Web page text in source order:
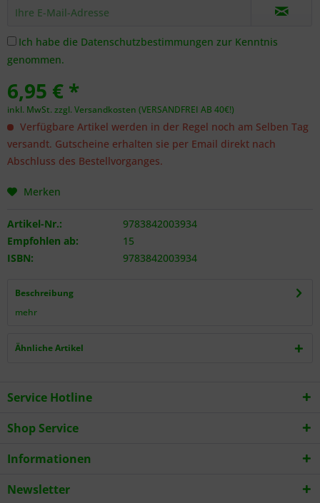
Ich habe die Datenschutzbestimmungen zur Kenntnis
genommen.
6,95 € *
inkl. MwSt. zzgl. Versandkosten (VERSANDFREI AB 40€!)
Verfügbare Artikel werden in der Regel noch am Selben Tag
versandt. Gutscheine erhalten sie per Email direkt nach
Abschluss des Bestellvorganges.
Merken
Artikel-Nr.:
9783842003934
Empfohlen ab:
15
ISBN:
9783842003934
Beschreibung
mehr
Ähnliche Artikel
Service Hotline
Shop Service
Informationen
Newsletter